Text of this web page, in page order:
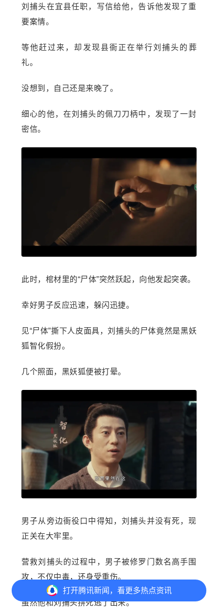
刘捕头在宜县任职，写信给他，告诉他发现了重
要案情。
等他赶过来，却发现县衙正在举行刘捕头的葬
礼。
没想到，自己还是来晚了。
细心的他，在刘捕头的佩刀刀柄中，发现了一封
密信。
此时，棺材里的“尸体”突然跃起，向他发起突袭。
幸好男子反应迅速，躲闪迅捷。
见“尸体”撕下人皮面具，刘捕头的尸体竟然是黑妖
狐智化假扮。
几个照面，黑妖狐便被打晕。
男子从旁边衙役口中得知，刘捕头并没有死，现
正关在大牢里。
营救刘捕头的过程中，男子被修罗门数名高手围
攻，不仅中毒，还身受重伤。
虽然他和刘捕头拼死逃了出来。
打开腾讯新闻，看更多热点资讯